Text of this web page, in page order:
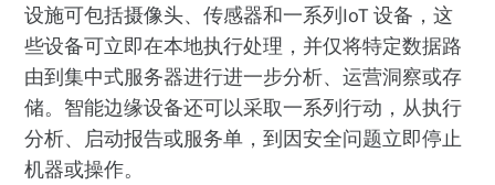
设施可包括摄像头、传感器和一系列IoT 设备，这
些设备可立即在本地执行处理，并仅将特定数据路
由到集中式服务器进行进一步分析、运营洞察或存
储。智能边缘设备还可以采取一系列行动，从执行
分析、启动报告或服务单，到因安全问题立即停止
机器或操作。